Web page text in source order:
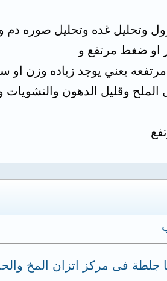
وتحليل غده وتحليل
او ضغط مرتفع و
يعني يوجد زياده وزن او
وقليل الدهون
جلطة فى مركز اتزان المخ